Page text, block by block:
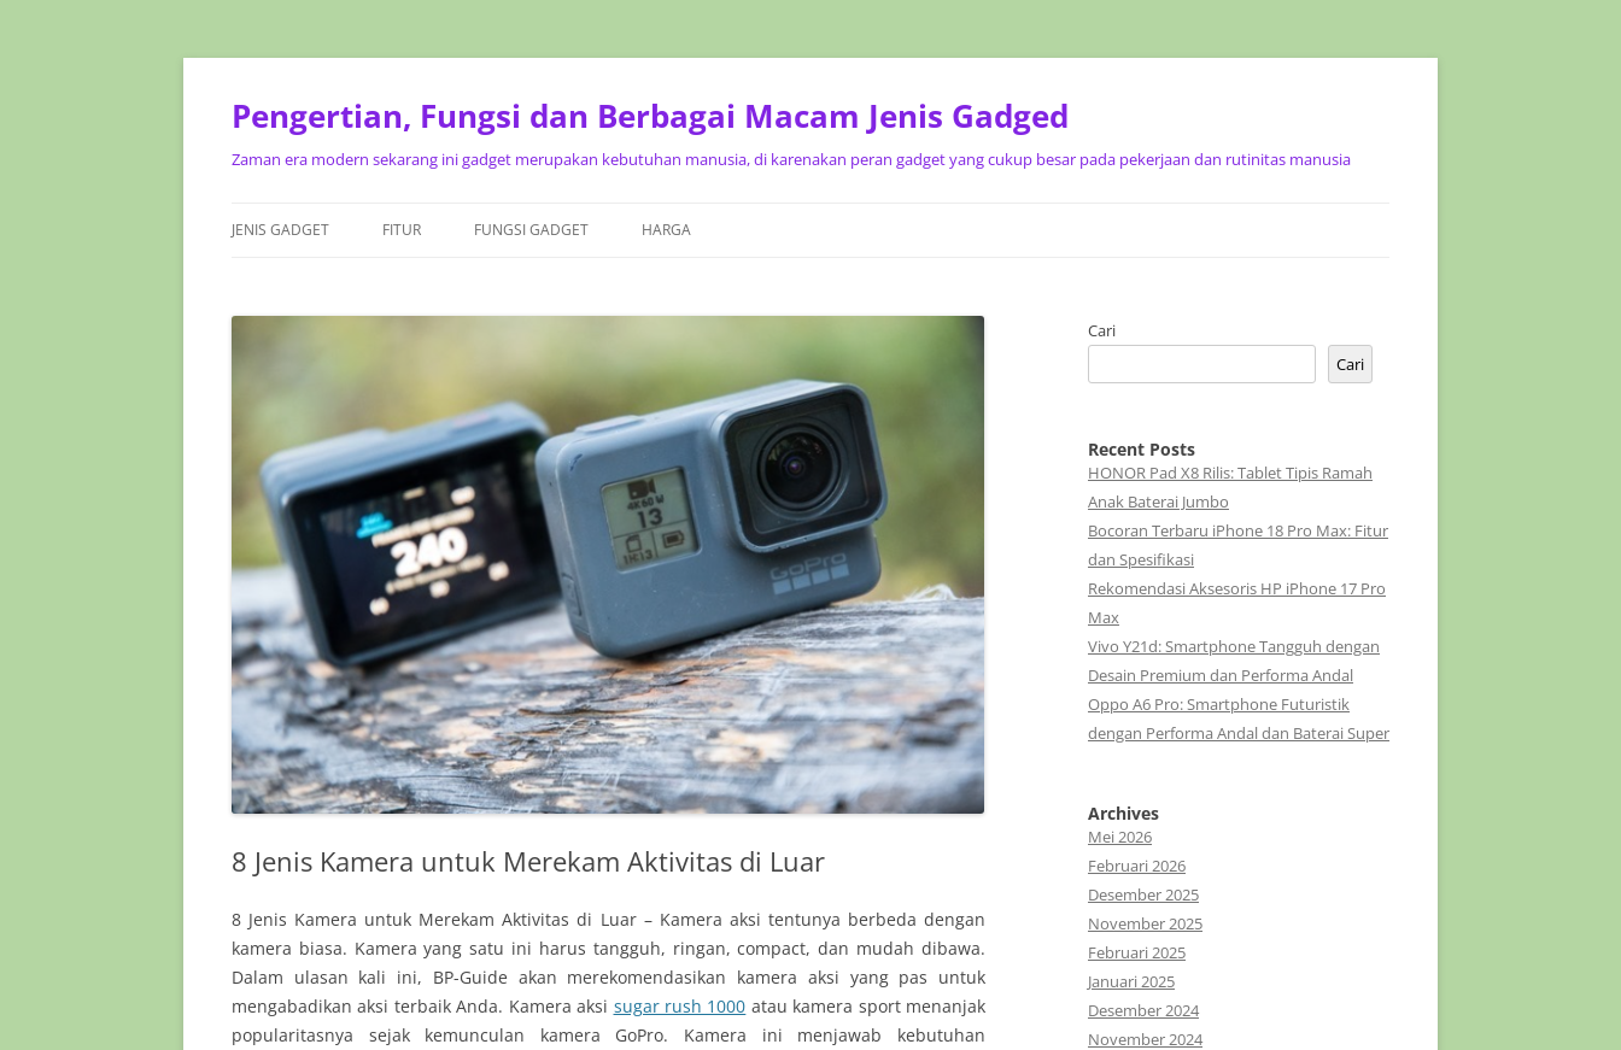
Pengertian, Fungsi dan Berbagai Macam Jenis Gadged
Zaman era modern sekarang ini gadget merupakan kebutuhan manusia, di karenakan peran gadget yang cukup besar pada pekerjaan dan rutinitas manusia
JENIS GADGET FITUR FUNGSI GADGET HARGA
8 Jenis Kamera untuk Merekam Aktivitas di Luar
8 Jenis Kamera untuk Merekam Aktivitas di Luar – Kamera aksi tentunya berbeda dengan
kamera biasa. Kamera yang satu ini harus tangguh, ringan, compact, dan mudah dibawa.
Dalam ulasan kali ini, BP-Guide akan merekomendasikan kamera aksi yang pas untuk
mengabadikan aksi terbaik Anda. Kamera aksi sugar rush 1000 atau kamera sport menanjak
popularitasnya sejak kemunculan kamera GoPro. Kamera ini menjawab kebutuhan
Cari
Cari
Recent Posts
HONOR Pad X8 Rilis: Tablet Tipis Ramah
Anak Baterai Jumbo
Bocoran Terbaru iPhone 18 Pro Max: Fitur
dan Spesifikasi
Rekomendasi Aksesoris HP iPhone 17 Pro
Max
Vivo Y21d: Smartphone Tangguh dengan
Desain Premium dan Performa Andal
Oppo A6 Pro: Smartphone Futuristik
dengan Performa Andal dan Baterai Super
Archives
Mei 2026
Februari 2026
Desember 2025
November 2025
Februari 2025
Januari 2025
Desember 2024
November 2024